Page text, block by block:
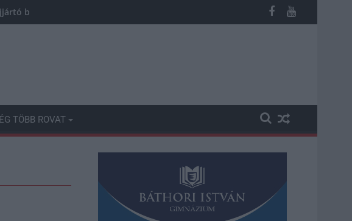
büntetőügyében, vesztegetés miatt 3 év letöltendőt kaphat és ez csak az
TÖBB ROVAT